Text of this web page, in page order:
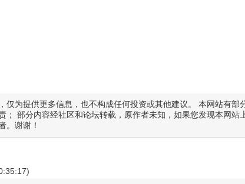
仅为提供更多信息，也不构成任何投资或其他建议。 本网站有部
部分内容经社区和论坛转载，原作者未知，如果您发现本网站
。谢谢！